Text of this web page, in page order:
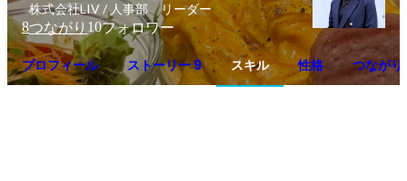
株式会社LIV / 人事部 リーダー
8つながり 10フォロワー
プロフィール ストーリー 9 スキル 性格 つながり